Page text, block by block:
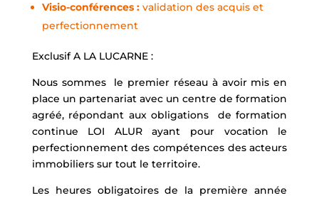
Visio-conférences :validation des acquis et
perfectionnement
Exclusif A LA LUCARNE :
Nous sommes le premier réseau à avoir mis en
place un partenariat avec un centre de formation
agréé, répondant aux obligations de formation
continue LOI ALUR ayant pour vocation le
perfectionnement des compétences des acteurs
immobiliers sur tout le territoire.
Les heures obligatoires de la première année